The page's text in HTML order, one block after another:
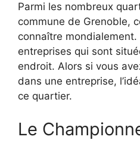
Parmi les nombreux
commune de Grenoble,
connaître mondialement.
entreprises qui sont
endroit. Alors si vous
dans une entreprise,
ce quartier.
Le